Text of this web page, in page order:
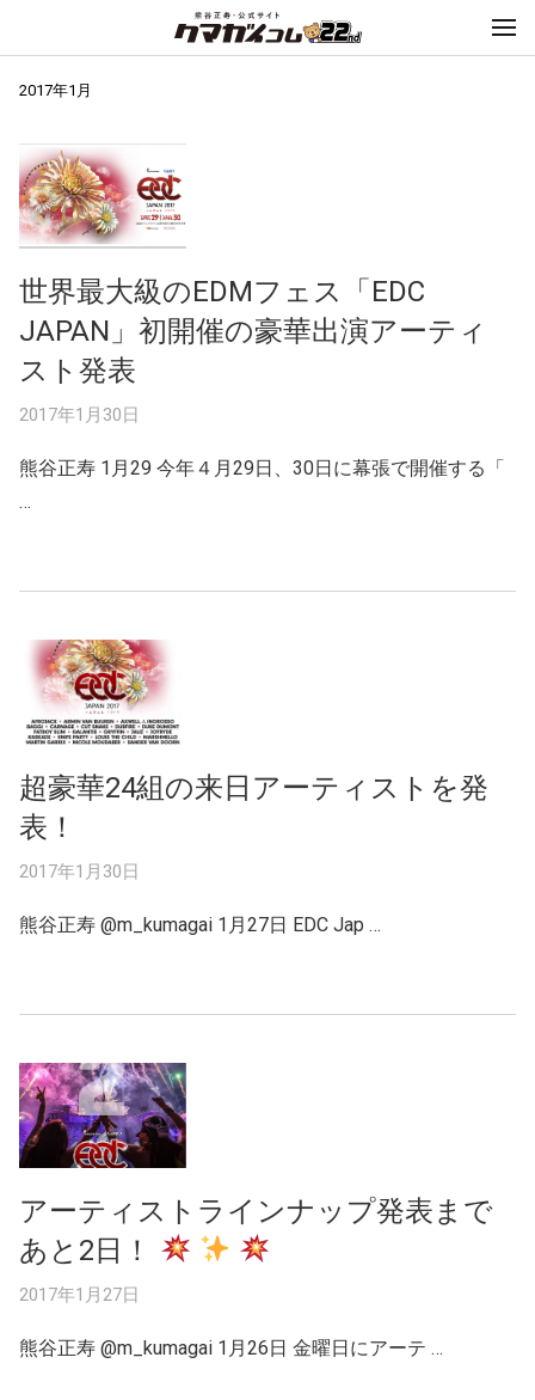
2017年1月
世界最大級のEDMフェス「EDC
JAPAN」初開催の豪華出演アーティ
スト発表
2017年1月30日
熊谷正寿 1月29 今年４月29日、30日に幕張で開催する「
…
超豪華24組の来日アーティストを発
表！
2017年1月30日
熊谷正寿 ‏@m_kumagai 1月27日 EDC Jap …
アーティストラインナップ発表まで
あと2日！
2017年1月27日
熊谷正寿 ‏@m_kumagai 1月26日 金曜日にアーテ …